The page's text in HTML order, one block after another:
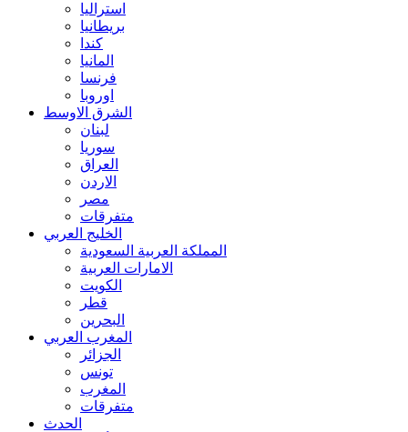
استراليا
بريطانيا
كندا
المانيا
فرنسا
اوروبا
الشرق الاوسط
لبنان
سوريا
العراق
الاردن
مصر
متفرقات
الخليج العربي
المملكة العربية السعودية
الامارات العربية
الكويت
قطر
البحرين
المغرب العربي
الجزائر
تونس
المغرب
متفرقات
الحدث